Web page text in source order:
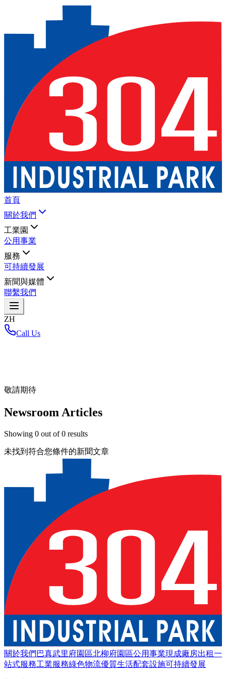
首頁
關於我們
工業園
公用事業
服務
可持續發展
新聞與媒體
聯繫我們
ZH
Call Us
敬請期待
Newsroom Articles
Showing 0 out of0 results
未找到符合您條件的新聞文章
關於我們 巴真武里府園區北柳府園區公用事業現成廠房出租一
站式服務工業服務綠色物流優質生活配套設施可持續發展